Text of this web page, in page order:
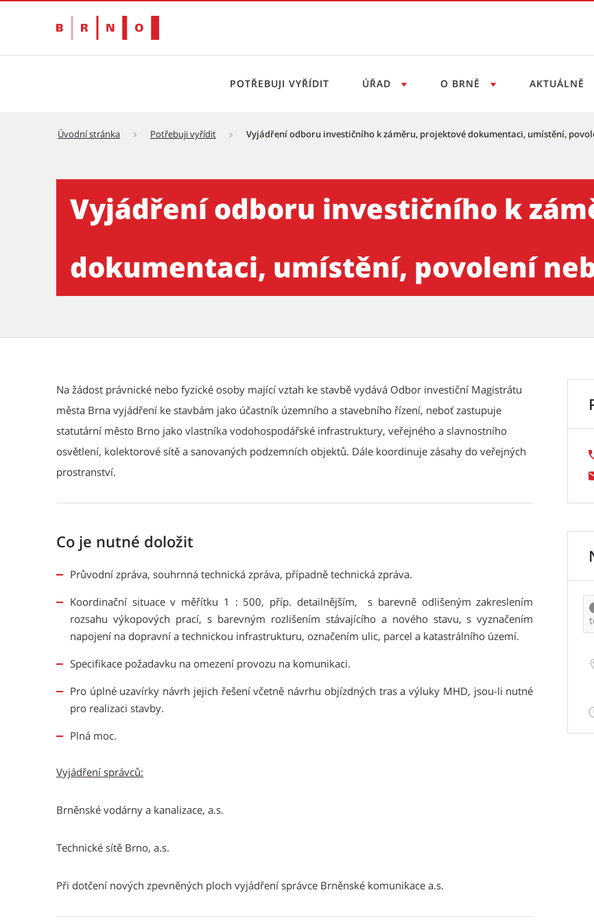
POTŘEBUJI VYŘÍDIT ÚŘAD O BRNĚ AKTUÁLNĚ
Úvodní stránka Potřebuji vyřídit Vyjádření odboru investičního k záměru, projektové dokumentaci, umístění,
Vyjádření odboru investičního k
dokumentaci, umístění, povolení
Popis
Na žádost právnické nebo fyzické osoby mající vztah ke stavbě vydává Odbor investiční Magistrátu
města Brna vyjádření ke stavbám jako účastník územního a stavebního řízení, neboť zastupuje
statutární město Brno jako vlastníka vodohospodářské infrastruktury, veřejného a slavnostního
osvětlení, kolektorové sítě a sanovaných podzemních objektů. Dále koordinuje zásahy do veřejných
prostranství.
Co je nutné doložit
Průvodní zpráva, souhrnná technická zpráva, případně technická zpráva.
Koordinační situace v měřítku 1 : 500, příp. detailnějším, s barevně odlišeným zakreslením
rozsahu výkopových prací, s barevným rozlišením stávajícího a nového stavu, s vyznačením
napojení na dopravní a technickou infrastrukturu, označením ulic, parcel a katastrálního území.
Specifikace požadavku na omezení provozu na komunikaci.
Pro úplné uzavírky návrh jejich řešení včetně návrhu objízdných tras a výluky MHD, jsou-li nutné
pro realizaci stavby.
Plná moc.
Vyjádření správců:
Brněnské vodárny a kanalizace, a.s.
Technické sítě Brno, a.s.
Při dotčení nových zpevněných ploch vyjádření správce Brněnské komunikace a.s.